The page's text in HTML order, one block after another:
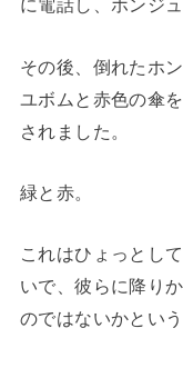
に電話し、ホンジ
その後、倒れたホ
ユボムと赤色の傘
されました。
緑と赤。
これはひょっとし
いで、彼らに降り
のではないかとい